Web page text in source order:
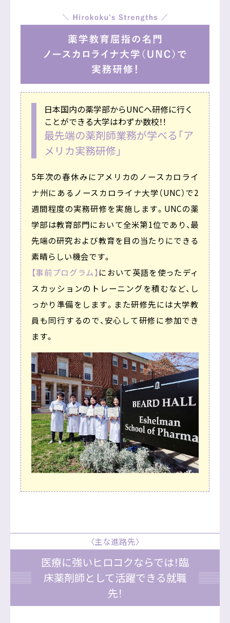
日本国内の薬学部からUNCへ研修に行く
ことができる大学はわずか数校！！
最先端の薬剤師業務が学べる「ア
メリカ実務研修」
5年次の春休みにアメリカのノースカロライ
ナ州にあるノースカロライナ大学（UNC）で2
週間程度の実務研修を実施します。UNCの薬
学部は教育部門において全米第1位であり、最
先端の研究および教育を目の当たりにできる
素晴らしい機会です。
【事前プログラム】 において英語を使ったディ
スカッションのトレーニングを積むなど、し
っかり準備をします。また研修先には大学教
員も同行するので、安心して研修に参加でき
ます。
〈主な進路先〉
医療に強いヒロコクならでは！臨
床薬剤師として活躍できる就職
先！